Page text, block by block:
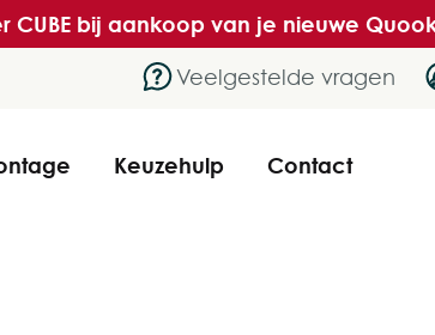
CUBE bij aankoop van je nieuwe
Veelgestelde vragen
Keuzehulp Contact